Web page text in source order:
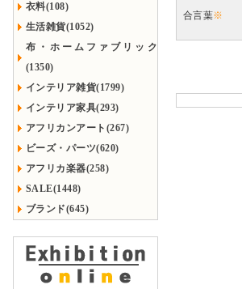
衣料(108)
生活雑貨(1052)
布・ホームファブリック
(1350)
インテリア雑貨(1799)
インテリア家具(293)
アフリカンアート(267)
ビーズ・パーツ(620)
アフリカ楽器(258)
SALE(1448)
ブランド(645)
合言葉※